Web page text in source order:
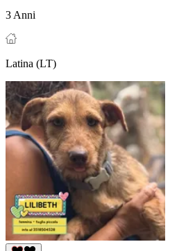
3 Anni
Latina (LT)